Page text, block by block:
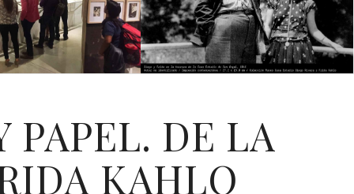
PAPEL. DE LA
KAHLO